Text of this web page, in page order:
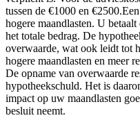
tussen de €1000 en
hogere maandlasten. U
het totale bedrag. De
overwaarde, wat ook leidt tot
hogere maandlasten en meer
De opname van overwaarde
hypotheekschuld. Het is
impact op uw maandlasten
besluit neemt.